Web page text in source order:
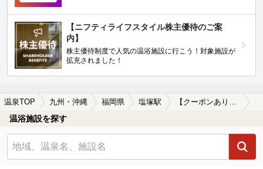
【ニフティライフスタイル株主優待のご案
内】
株主優待制度で人気の温浴施設に行こう！対象施設が
拡充されました！
温泉TOP 九州・沖縄 福岡県 塩塚駅 【クーポンあり】食事が楽しめる塩塚駅近くの温泉、日帰り温泉、スーパー銭湯おすすめ
温浴施設を探す